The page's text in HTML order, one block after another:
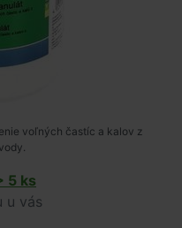
voľných častíc a kalov z
5 ks
u vás